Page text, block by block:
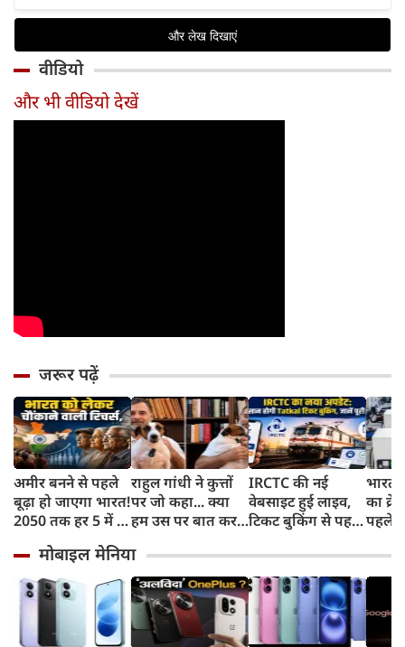
वीडियो
और भी वीडियो देखें
जरूर पढ़ें
अमीर बनने से पहले
बूढ़ा हो जाएगा भारत!
2050 तक हर 5 में 1
साल से ज्यादा उम्र का
राहुल गांधी ने कुत्तों
पर जो कहा... क्या
हम उस पर बात कर
IRCTC की नई
वेबसाइट हुई लाइव,
टिकट बुकिंग से पहले
काम, जानें पूरा
तरीका
भारत
का
पहले
और
मोबाइल मेनिया